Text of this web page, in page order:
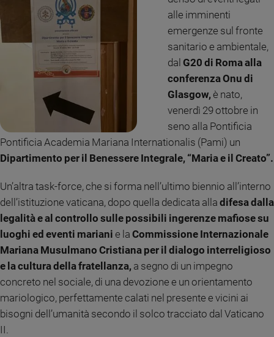
inclusione
spettacoli
Tv
Libri
Musica
Arte
Famiglia
ed
educazione
Genitori
e
alle imminenti
emergenze sul fronte
sanitario e ambientale,
dal G20 di Roma alla
conferenza Onu di
Glasgow, è nato,
venerdì 29 ottobre in
seno alla Pontificia
Pontificia Academia Mariana Internationalis (Pami) un
Dipartimento per il Benessere Integrale, “Maria e il Creato”.
Un’altra task-force, che si forma nell’ultimo biennio all’interno
dell’istituzione vaticana, dopo quella dedicata alla difesa dalla
legalità e al controllo sulle possibili ingerenze mafiose su
luoghi ed eventi mariani e la Commissione Internazionale
Mariana Musulmano Cristiana per il dialogo interreligioso
e la cultura della fratellanza, a segno di un impegno
concreto nel sociale, di una devozione e un orientamento
mariologico, perfettamente calati nel presente e vicini ai
bisogni dell’umanità secondo il solco tracciato dal Vaticano
II.